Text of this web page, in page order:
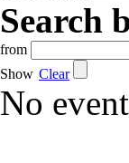
Search
from
Show Clear
No